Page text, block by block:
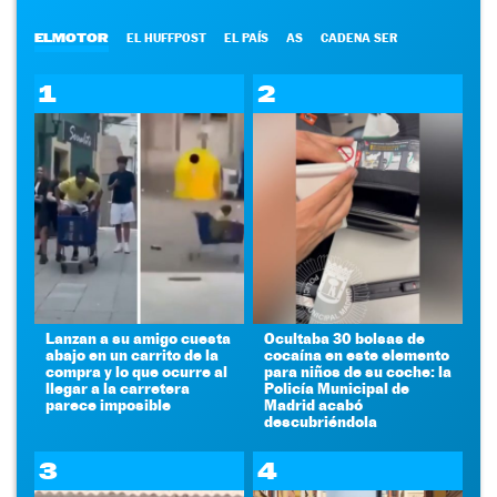
ELMOTOR EL HUFFPOST EL PAÍS AS CADENA SER
1
Lanzan a su amigo cuesta
abajo en un carrito de la
compra y lo que ocurre al
llegar a la carretera
parece imposible
2
Ocultaba 30 bolsas de
cocaína en este elemento
para niños de su coche: la
Policía Municipal de
Madrid acabó
descubriéndola
3 4